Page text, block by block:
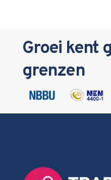
Groei kent
grenzen